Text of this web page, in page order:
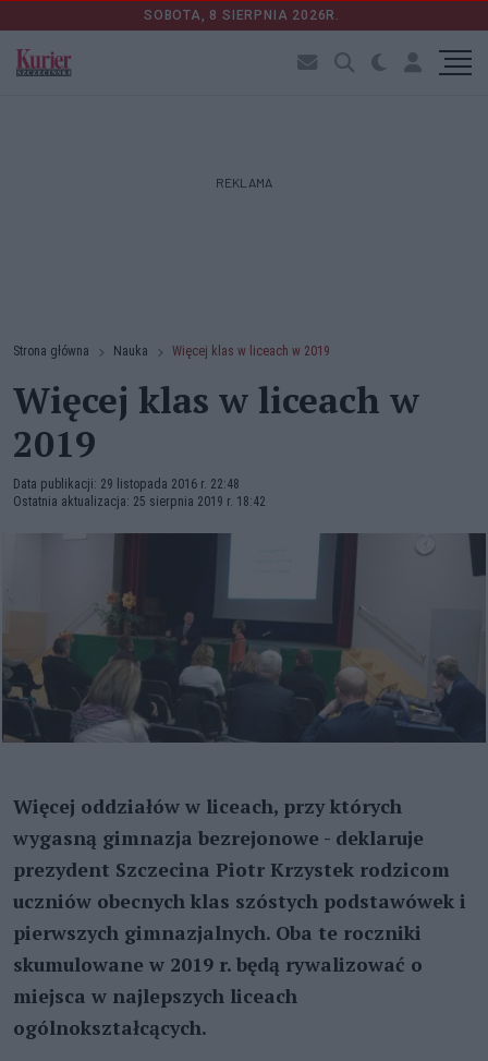
SOBOTA, 8 SIERPNIA 2026R.
REKLAMA
Strona główna Nauka Więcej klas w liceach w 2019
Więcej klas w liceach w
2019
Data publikacji: 29 listopada 2016 r. 22:48
Ostatnia aktualizacja: 25 sierpnia 2019 r. 18:42
Więcej oddziałów w liceach, przy których
wygasną gimnazja bezrejonowe - deklaruje
prezydent Szczecina Piotr Krzystek rodzicom
uczniów obecnych klas szóstych podstawówek i
pierwszych gimnazjalnych. Oba te roczniki
skumulowane w 2019 r. będą rywalizować o
miejsca w najlepszych liceach
ogólnokształcących.